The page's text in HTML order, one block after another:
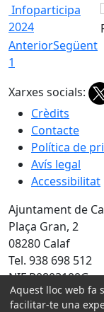
Infoparticipa
2024
AnteriorSegüent
1
Xarxes socials:
Crèdits
Contacte
Política de
Avís legal
Accessibilitat
Ajuntament de
Plaça Gran, 2
08280 Calaf
Tel. 938 698 512
NIF P0803100G
Amb la
Aquest lloc web fa
facilitar-te una